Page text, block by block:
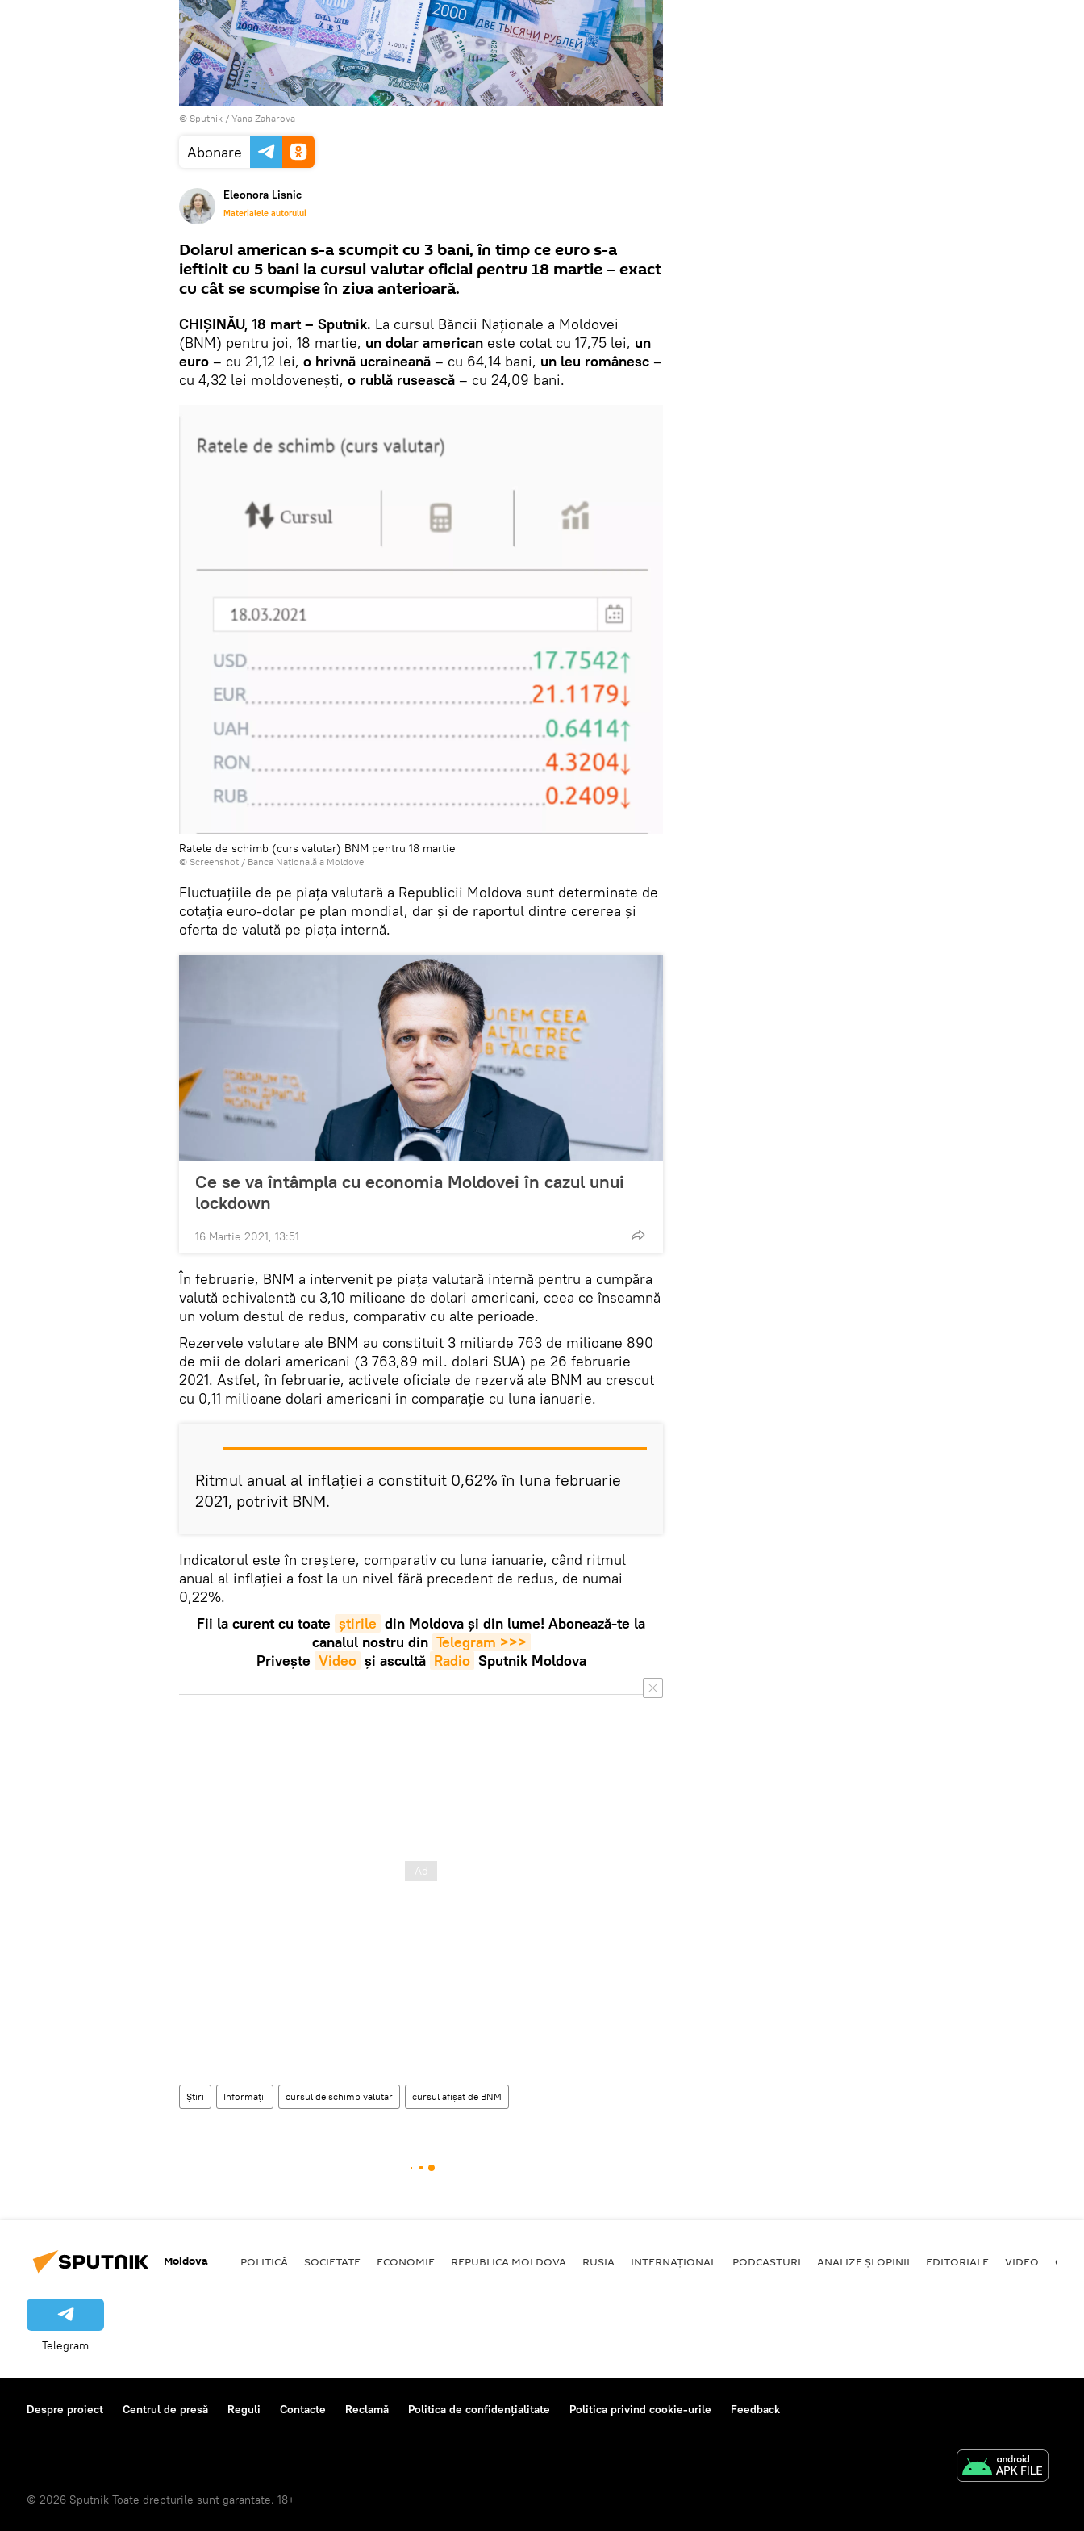
© Sputnik / Yana Zaharova
Abonare
Eleonora Lisnic
Materialele autorului
Dolarul american s-a scumpit cu 3 bani, în timp ce euro s-a
ieftinit cu 5 bani la cursul valutar oficial pentru 18 martie – exact
cu cât se scumpise în ziua anterioară.
CHIȘINĂU, 18 mart – Sputnik. La cursul Băncii Naționale a Moldovei
(BNM) pentru joi, 18 martie, un dolar american este cotat cu 17,75 lei, un
euro – cu 21,12 lei, o hrivnă ucraineană – cu 64,14 bani, un leu românesc –
cu 4,32 lei moldovenești, o rublă rusească – cu 24,09 bani.
Ratele de schimb (curs valutar) BNM pentru 18 martie
© Screenshot / Banca Națională a Moldovei
Fluctuațiile de pe piața valutară a Republicii Moldova sunt determinate de
cotația euro-dolar pe plan mondial, dar și de raportul dintre cererea și
oferta de valută pe piața internă.
Ce se va întâmpla cu economia Moldovei în cazul unui
lockdown
16 Martie 2021, 13:51
În februarie, BNM a intervenit pe piața valutară internă pentru a cumpăra
valută echivalentă cu 3,10 milioane de dolari americani, ceea ce înseamnă
un volum destul de redus, comparativ cu alte perioade.
Rezervele valutare ale BNM au constituit 3 miliarde 763 de milioane 890
de mii de dolari americani (3 763,89 mil. dolari SUA) pe 26 februarie
2021. Astfel, în februarie, activele oficiale de rezervă ale BNM au crescut
cu 0,11 milioane dolari americani în comparație cu luna ianuarie.
Ritmul anual al inflaţiei a constituit 0,62% în luna februarie
2021, potrivit BNM.
Indicatorul este în creștere, comparativ cu luna ianuarie, când ritmul
anual al inflaţiei a fost la un nivel fără precedent de redus, de numai
0,22%.
Fii la curent cu toate știrile din Moldova și din lume! Abonează-te la
canalul nostru din Telegram >>>
Privește Video și ascultă Radio Sputnik Moldova
Știri Informații cursul de schimb valutar cursul afișat de BNM
Moldova POLITICĂ SOCIETATE ECONOMIE REPUBLICA MOLDOVA RUSIA INTERNAȚIONAL PODCASTURI ANALIZE ȘI OPINII EDITORIALE VIDEO
Telegram
Despre proiect Centrul de presă Reguli Contacte Reclamă Politica de confidențialitate Politica privind cookie-urile Feedback
© 2026 Sputnik Toate drepturile sunt garantate. 18+